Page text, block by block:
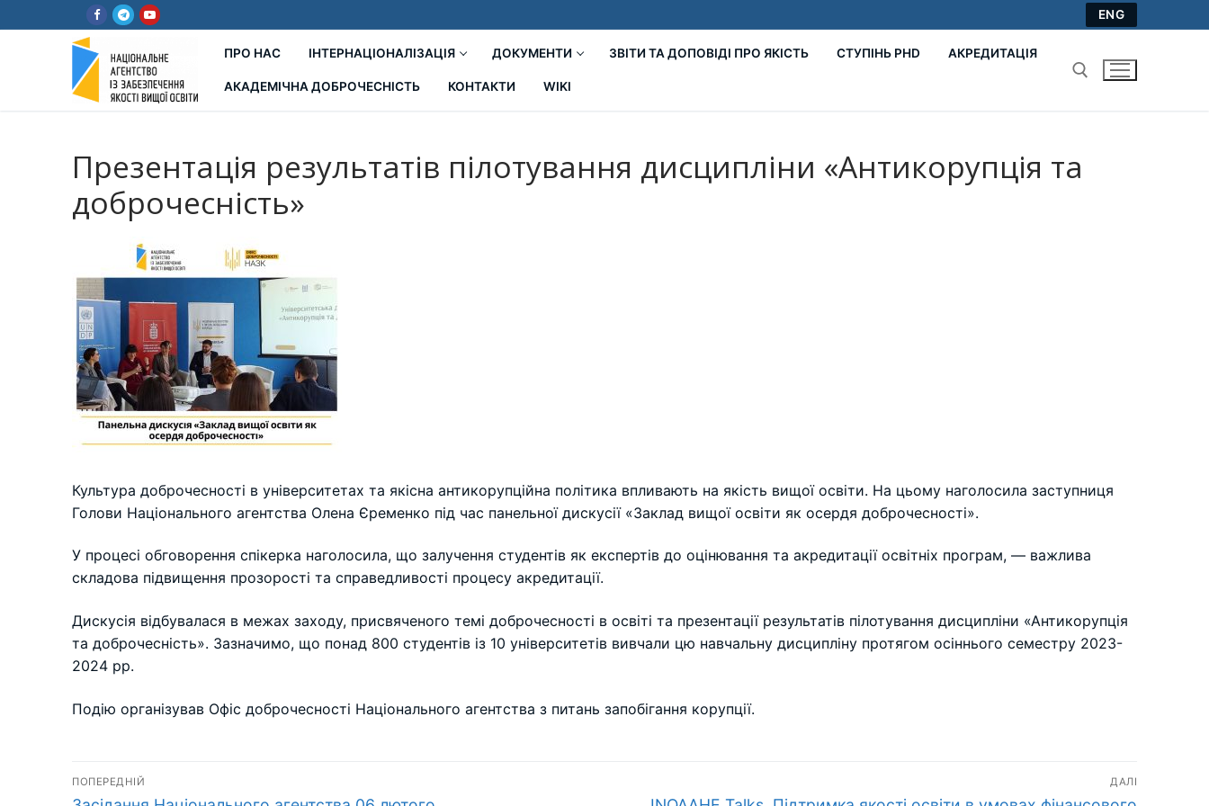
до
ENG
ПРО НАС ІНТЕРНАЦІОНАЛІЗАЦІЯ ДОКУМЕНТИ ЗВІТИ ТА ДОПОВІДІ ПРО ЯКІСТЬ СТУПІНЬ PHD АКРЕДИТАЦІЯ
АКАДЕМІЧНА ДОБРОЧЕСНІСТЬ КОНТАКТИ WIKI
Презентація результатів пілотування дисципліни «Антикорупція та
доброчесність»
Культура доброчесності в університетах та якісна антикорупційна політика впливають на якість вищої освіти. На цьому наголосила заступниця
Голови Національного агентства Олена Єременко під час панельної дискусії «Заклад вищої освіти як осердя доброчесності».
У процесі обговорення спікерка наголосила, що залучення студентів як експертів до оцінювання та акредитації освітніх програм, — важлива
складова підвищення прозорості та справедливості процесу акредитації.
Дискусія відбувалася в межах заходу, присвяченого темі доброчесності в освіті та презентації результатів пілотування дисципліни «Антикорупція
та доброчесність». Зазначимо, що понад 800 студентів із 10 університетів вивчали цю навчальну дисципліну протягом осіннього семестру 2023-
2024 рр.
Подію організував Офіс доброчесності Національного агентства з питань запобігання корупції.
Навігація
ПОПЕРЕДНІЙ
Попередній
ДАЛІ
Наступний